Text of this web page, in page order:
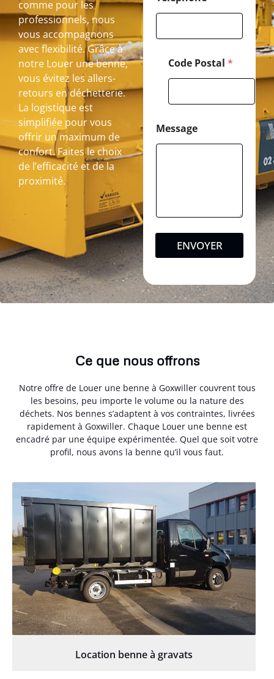
comme pour les
professionnels, nous
vous accompagnons
avec flexibilité. Grâce à
notre Louer une benne,
vous évitez les allers-
retours en déchetterie.
La logistique est
simplifiée pour vous
offrir un maximum de
confort. Faites le choix
de l’efficacité et de la
proximité.
Code Postal *
Message
ENVOYER
Ce que nous offrons
Notre offre de Louer une benne à Goxwiller couvrent tous
les besoins, peu importe le volume ou la nature des
déchets. Nos bennes s’adaptent à vos contraintes, livrées
rapidement à Goxwiller. Chaque Louer une benne est
encadré par une équipe expérimentée. Quel que soit votre
profil, nous avons la benne qu’il vous faut.
Location benne à gravats